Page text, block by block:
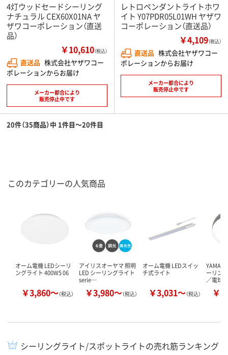
4灯ウッドセードシーリング
ナチュラル CEX60X01NA ヤ
ザワコーポレーション（直送
品）
￥10,610（税込）
直送品 株式会社ヤザワコー
ポレーションからお届け
メーカー都合により
販売停止中です
レトロペンダントライトホワ
イト Y07PDR05L01WH ヤザワ
コーポレーション（直送品）
￥4,109（税込）
直送品 株式会社ヤザワコー
ポレーションからお届け
メーカー都合により
販売停止中です
20件（35商品）中 1件目～20件目
このカテゴリーの人気商品
オーム電機 LEDシーリ
ングライト 400W5 06
￥3,860～（税込）
アイリスオーヤマ 照明
LED シーリングライト
serie…
￥3,980～（税込）
オーム電機 LEDスイッ
チ式ライト
￥3,031～（税込）
ーリン
／電球
￥
シーリングライト/スポットライトの売れ筋ランキング